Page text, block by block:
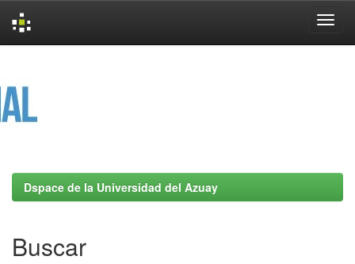
Dspace de la Universidad del Azuay
Buscar